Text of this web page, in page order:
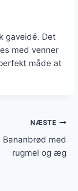
gaveidé. Det
med venner
måde at
NÆSTE
Bananbrød med
rugmel og æg